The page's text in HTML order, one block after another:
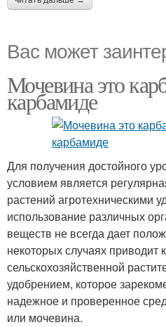
Вас может
Мочевина это
карбамиде
Для получения достойного
условием является
растений агротехническими
использование различных
веществ не всегда дает
некоторых случаях приводит
сельскохозяйственной
удобрением, которое
надежное и проверенное
или мочевина.